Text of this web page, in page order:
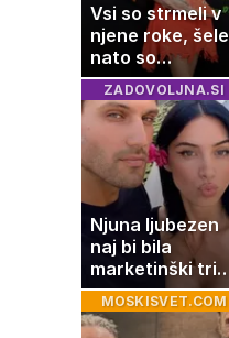
Vsi so strmeli v
njene roke, šele
nato so
ugotovili, kaj
ZADOVOLJNA.SI
Njuna ljubezen
naj bi bila
marketinški
tako se
na govorice
MOSKISVET.COM